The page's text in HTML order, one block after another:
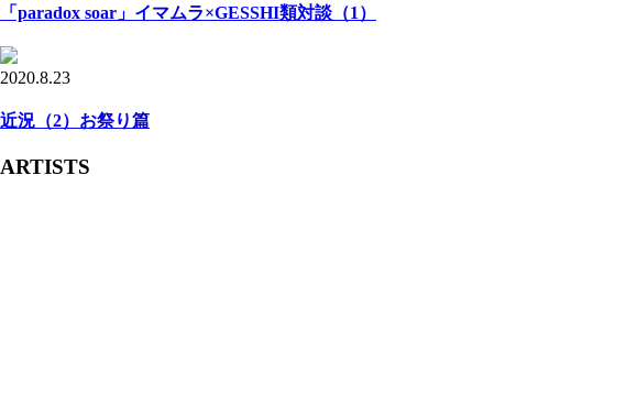
「paradox soar」イマムラ×GESSHI類対談（1）
2020.8.23
近況（2）お祭り篇
ARTISTS